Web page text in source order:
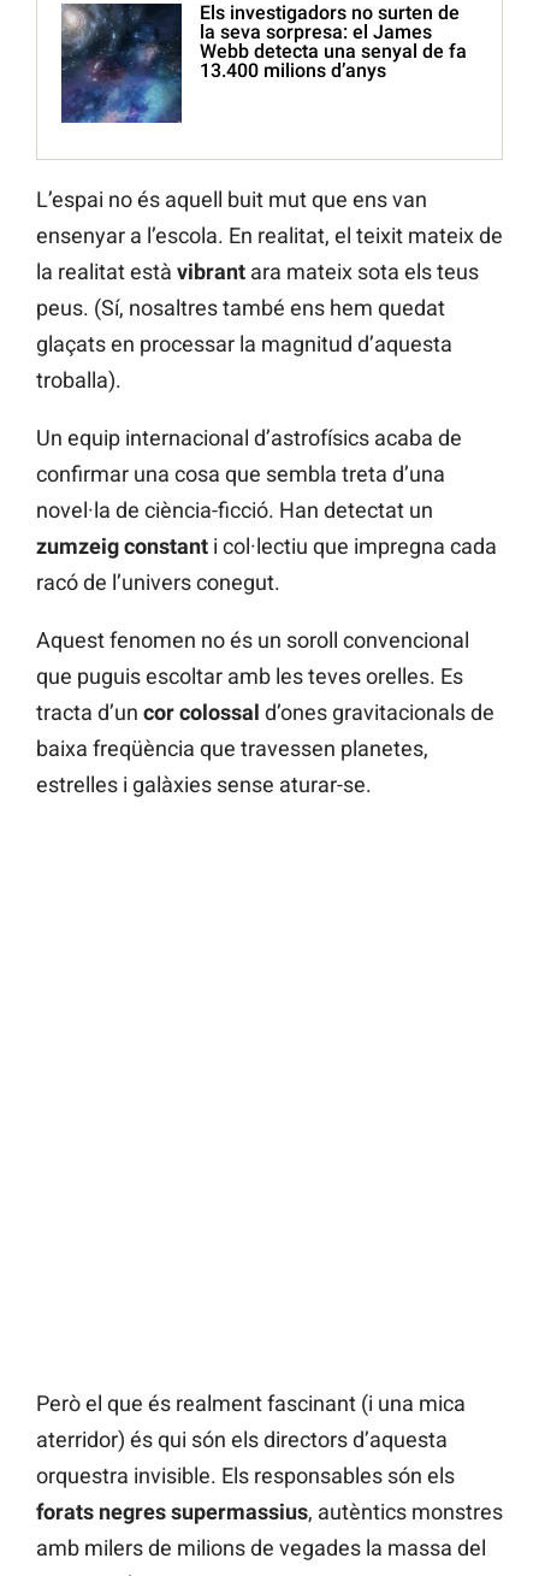
Els investigadors no surten de
la seva sorpresa: el James
Webb detecta una senyal de fa
13.400 milions d’anys
L’espai no és aquell buit mut que ens van
ensenyar a l’escola. En realitat, el teixit mateix de
la realitat està vibrant ara mateix sota els teus
peus. (Sí, nosaltres també ens hem quedat
glaçats en processar la magnitud d’aquesta
troballa).
Un equip internacional d’astrofísics acaba de
confirmar una cosa que sembla treta d’una
novel·la de ciència-ficció. Han detectat un
zumzeig constant i col·lectiu que impregna cada
racó de l’univers conegut.
Aquest fenomen no és un soroll convencional
que puguis escoltar amb les teves orelles. Es
tracta d’un cor colossal d’ones gravitacionals de
baixa freqüència que travessen planetes,
estrelles i galàxies sense aturar-se.
Però el que és realment fascinant (i una mica
aterridor) és qui són els directors d’aquesta
orquestra invisible. Els responsables són els
forats negres supermassius, autèntics monstres
amb milers de milions de vegades la massa del